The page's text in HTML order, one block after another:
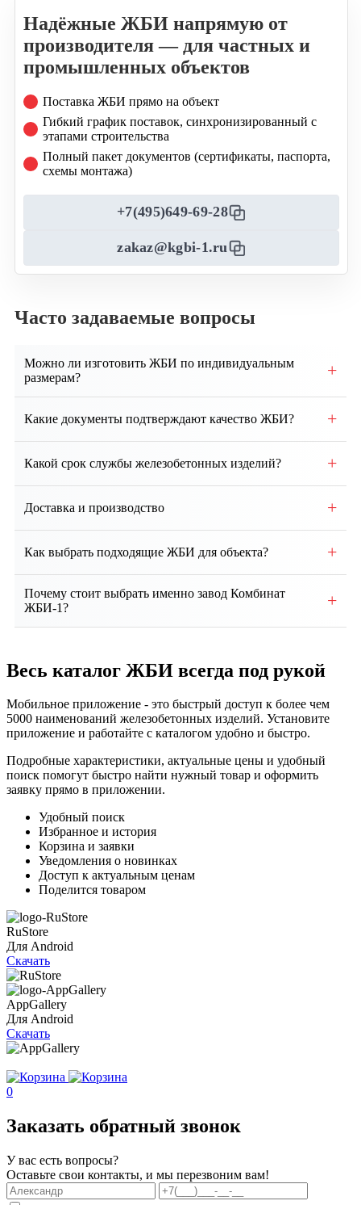
Надёжные ЖБИ напрямую от
производителя — для частных и
промышленных объектов
Поставка ЖБИ прямо на объект
Гибкий график поставок, синхронизированный с
этапами строительства
Полный пакет документов (сертификаты, паспорта,
схемы монтажа)
+7(495)649-69-28
zakaz@kgbi-1.ru
Часто задаваемые вопросы
Можно ли изготовить ЖБИ по индивидуальным
размерам?
+
индивидуальным чертежам и техническим
Какие документы подтверждают качество ЖБИ? +
сертификатами соответствия и протоколами
Какой срок службы железобетонных изделий? +
службы ЖБИ составляет от 50 до 100 лет и более.
Доставка и производство +
всех этапах. Доставка по региону и всей России.
Как выбрать подходящие ЖБИ для объекта? +
условий и нагрузок. Наши специалисты помогут
подобрать оптимальные изделия и
Почему стоит выбрать именно завод Комбинат
ЖБИ-1?
+
условия сотрудничества, индивидуальный подход и
надежную доставку продукции точно в срок.
Весь каталог ЖБИ всегда под рукой
Мобильное приложение - это быстрый доступ к более чем
5000 наименований железобетонных изделий. Установите
приложение и работайте с каталогом удобно и быстро.
Подробные характеристики, актуальные цены и удобный
поиск помогут быстро найти нужный товар и оформить
заявку прямо в приложении.
Удобный поиск
Избранное и история
Корзина и заявки
Уведомления о новинках
Доступ к актуальным ценам
Поделится товаром
RuStore
Для Android
Скачать
AppGallery
Для Android
Скачать
0
Заказать обратный звонок
У вас есть вопросы?
Оставьте свои контакты, и мы перезвоним вам!